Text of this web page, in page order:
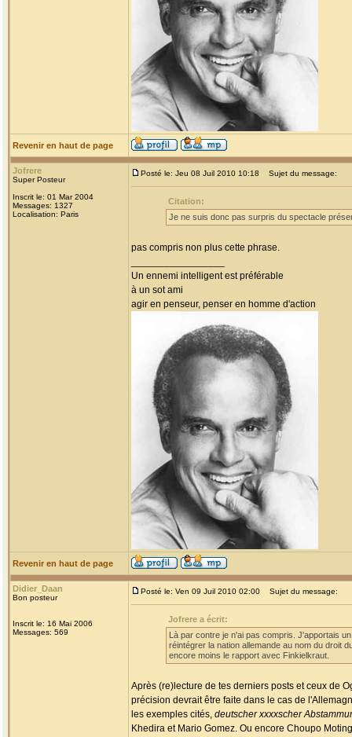
Revenir en haut de page
Jofrere
Super Posteur
Inscrit le: 01 Mar 2004
Messages: 1327
Localisation: Paris
Posté le: Jeu 08 Juil 2010 10:18 Sujet du message:
Citation:
Je ne suis donc pas surpris du spectacle
pas compris non plus cette phrase.
Un ennemi intelligent est préférable
à un sot ami
agir en penseur, penser en homme d'action
Revenir en haut de page
Didier_Daan
Bon posteur
Inscrit le: 16 Mai 2006
Messages: 569
Posté le: Ven 09 Juil 2010 02:00 Sujet du message:
Jofrere a écrit:
Là par contre je n'ai pas compris. J'apportais
réintégrer la nation allemande au nom du droit
encore moins le rapport avec Finkielkraut.
Après (re)lecture de tes derniers posts et ceux de
précision devrait être faite dans le cas de
les exemples cités, deutscher xxxxscher
Khedira et Mario Gomez. Ou encore Choupo